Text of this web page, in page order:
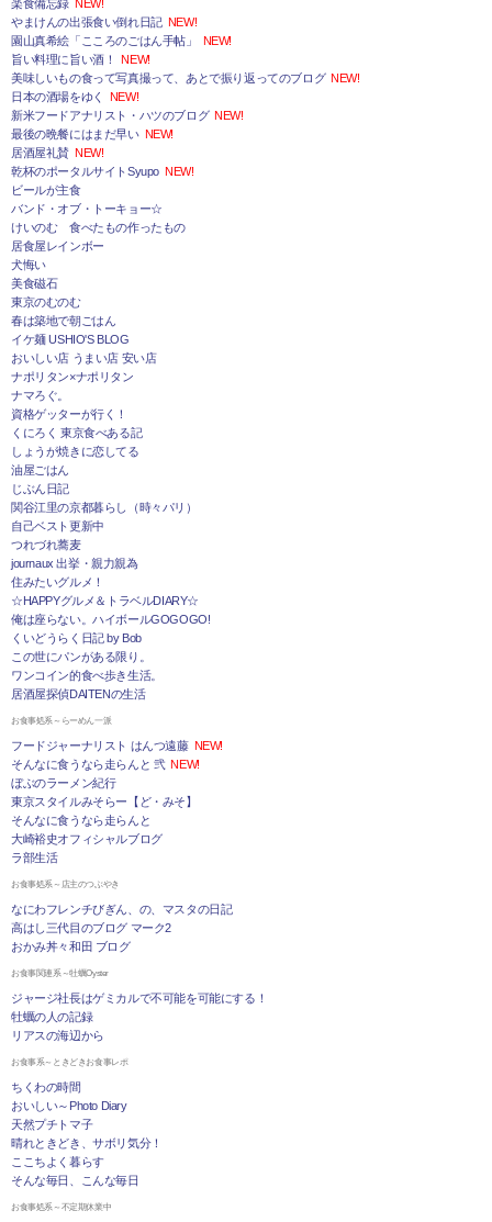
楽食備忘録 NEW!
やまけんの出張食い倒れ日記 NEW!
園山真希絵「こころのごはん手帖」
NEW!
旨い料理に旨い酒！
NEW!
美味しいもの食って写真撮って、あとで振り返ってのブログ NEW!
日本の酒場をゆく
NEW!
新米フードアナリスト・ハツのブログ NEW!
最後の晩餐にはまだ早い NEW!
居酒屋礼賛 NEW!
乾杯のポータルサイトSyupo NEW!
ビールが主食
バンド・オブ・トーキョー☆
けいのむ 食べたもの作ったもの
居食屋レインボー
犬悔い
美食磁石
東京のむのむ
春は築地で朝ごはん
イケ麺 USHIO'S BLOG
おいしい店 うまい店 安い店
ナポリタン×ナポリタン
ナマろぐ。
資格ゲッターが行く！
くにろく 東京食べある記
しょうが焼きに恋してる
油屋ごはん
じぶん日記
関谷江里の京都暮らし（時々パリ）
自己ベスト更新中
つれづれ蕎麦
journaux 出挙・親力親為
住みたいグルメ！
☆HAPPYグルメ＆トラベルDIARY☆
俺は座らない。ハイボールGOGOGO!
くいどうらく日記 by Bob
この世にパンがある限り。
ワンコイン的食べ歩き生活。
居酒屋探偵DAITENの生活
お食事処系～らーめん一派
フードジャーナリスト はんつ遠藤 NEW!
そんなに食うなら走らんと 弐 NEW!
ぼぶのラーメン紀行
東京スタイルみそらー【ど・みそ】
そんなに食うなら走らんと
大崎裕史オフィシャルブログ
ラ部生活
お食事処系～店主のつぶやき
なにわフレンチびぎん、の、マスタの日記
高はし三代目のブログ マーク2
おかみ丼々和田 ブログ
お食事関連系～牡蠣Oyster
ジャージ社長はゲミカルで不可能を可能にする！
牡蠣の人の記録
リアスの海辺から
お食事系～ときどきお食事レポ
ちくわの時間
おいしい～Photo Diary
天然プチトマ子
晴れときどき、サボリ気分！
ここちよく暮らす
そんな毎日、こんな毎日
お食事処系～不定期休業中